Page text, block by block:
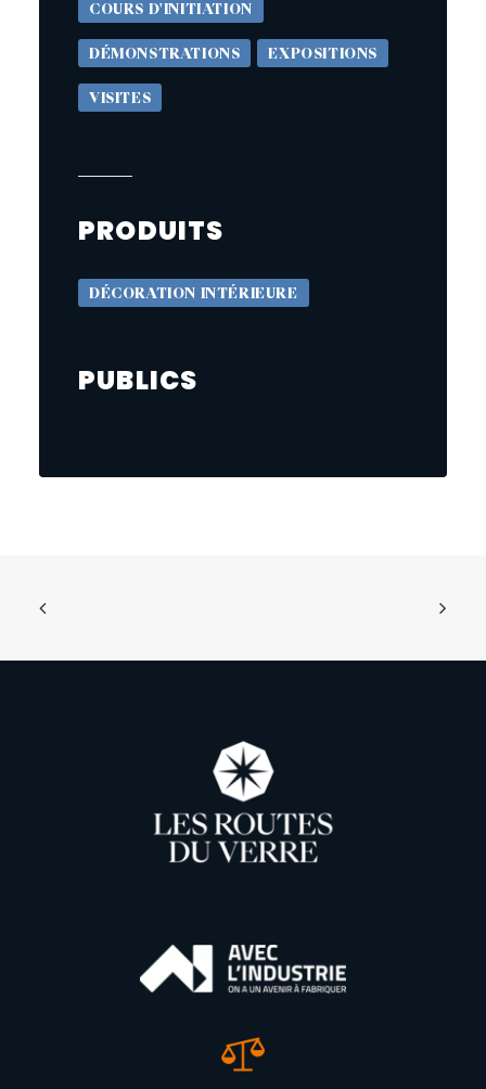
COURS D'INITIATION
DÉMONSTRATIONS EXPOSITIONS
VISITES
PRODUITS
DÉCORATION INTÉRIEURE
PUBLICS